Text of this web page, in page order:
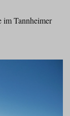
Tannheimer